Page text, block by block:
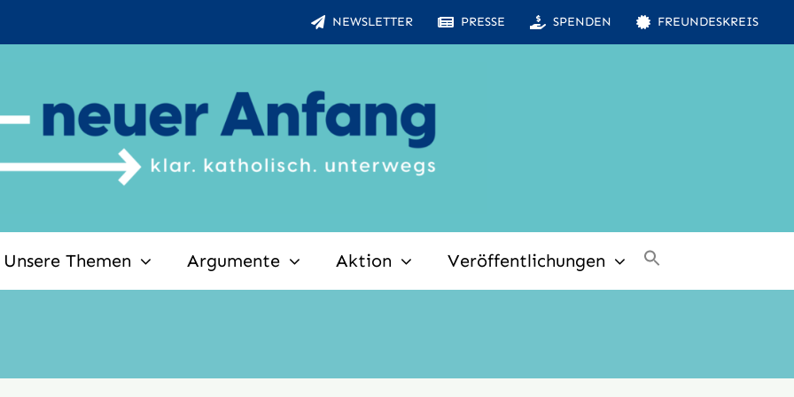
NEWSLETTER PRESSE SPENDEN FREUNDESKREIS
Unsere Themen Argumente Aktion Veröffentlichungen